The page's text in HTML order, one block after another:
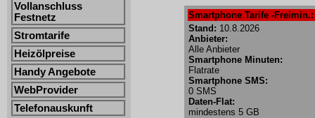
Vollanschluss
Festnetz
Stromtarife
Heizölpreise
Handy Angebote
WebProvider
Telefonauskunft
Smartphone Tarife -
Stand: 10.8.2026
Anbieter:
Alle Anbieter
Smartphone Minuten:
Flatrate
Smartphone SMS:
0 SMS
Daten-Flat:
mindestens 5 GB